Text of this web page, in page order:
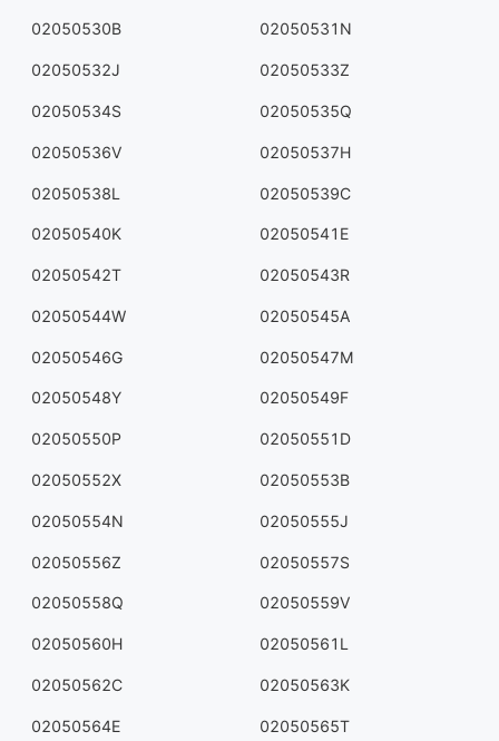
02050530B 02050531N
02050532J 02050533Z
02050534S 02050535Q
02050536V 02050537H
02050538L 02050539C
02050540K 02050541E
02050542T 02050543R
02050544W 02050545A
02050546G 02050547M
02050548Y 02050549F
02050550P 02050551D
02050552X 02050553B
02050554N 02050555J
02050556Z 02050557S
02050558Q 02050559V
02050560H 02050561L
02050562C 02050563K
02050564E 02050565T